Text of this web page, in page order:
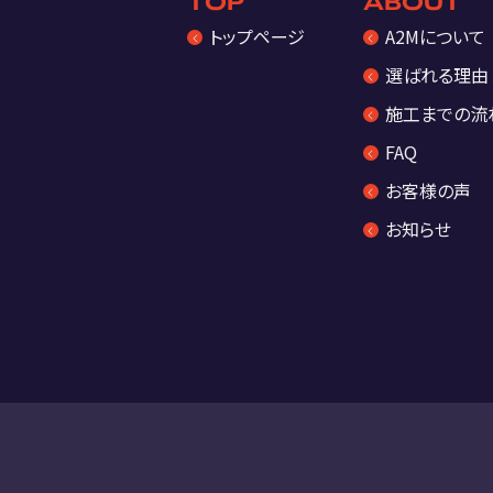
トップページ
A2Mについて
選ばれる理由
施工までの流
FAQ
お客様の声
お知らせ